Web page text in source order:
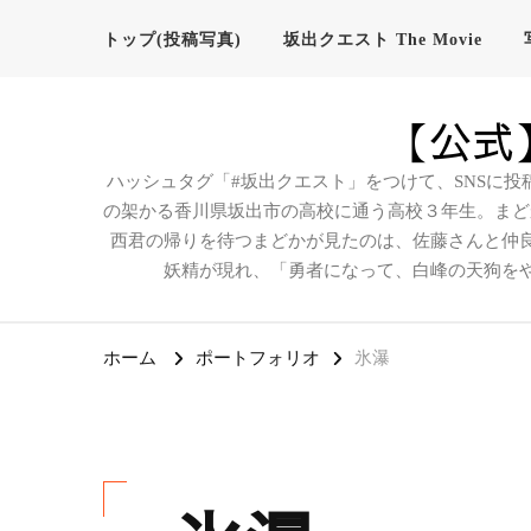
トップ(投稿写真) 坂出クエスト The Movie
【公
ハッシュタグ「#坂出クエスト」をつけて、SNSに
の架かる香川県坂出市の高校に通う高校３年生。ま
西君の帰りを待つまどかが見たのは、佐藤さんと
妖精が現れ、「勇者になって、白峰の天狗を
ホーム ポートフォリオ 氷瀑